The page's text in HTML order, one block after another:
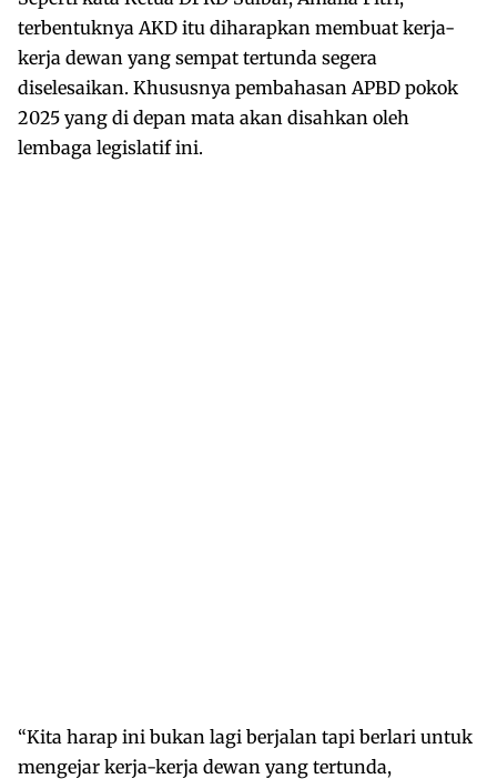
terbentuknya AKD itu diharapkan membuat kerja-
kerja dewan yang sempat tertunda segera
diselesaikan. Khususnya pembahasan APBD pokok
2025 yang di depan mata akan disahkan oleh
lembaga legislatif ini.
“Kita harap ini bukan lagi berjalan tapi berlari untuk
mengejar kerja-kerja dewan yang tertunda,